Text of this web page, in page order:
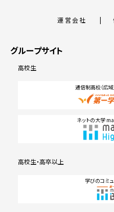
運営会社
グループサイト
高校生
通信制高校（広域
ネットの大学
高校生・高卒以上
学びのコミ